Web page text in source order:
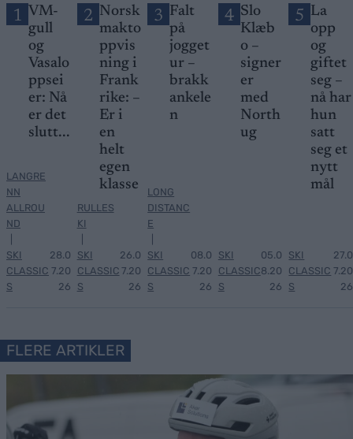
1 VM-
gull
og
Vasalo
ppsei
er: Nå
er det
slutt...
LANGRE
NN
ALLROU
ND
SKI
CLASSIC
S
28.0
7.20
26
2 Norsk
makto
ppvis
ning i
Frank
rike: –
Er i
en
helt
egen
klasse
RULLES
KI
SKI
CLASSIC
S
26.0
7.20
26
3 Falt
på
jogget
ur –
brakk
ankele
n
LONG
DISTANC
E
SKI
CLASSIC
S
08.0
7.20
26
4 Slo
Klæb
o –
signer
er
med
North
ug
SKI
CLASSIC
S
05.0
8.20
26
5 La
opp
og
giftet
seg –
nå har
hun
satt
seg et
nytt
mål
SKI
CLASSIC
S
27.0
7.20
26
FLERE ARTIKLER